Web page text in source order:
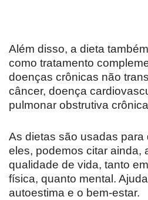
Além disso, a dieta
como tratamento
doenças crônicas não
câncer, doença
pulmonar obstrutiva
As dietas são usadas para
eles, podemos citar ainda,
qualidade de vida, tanto
física, quanto mental.
autoestima e o bem-estar.